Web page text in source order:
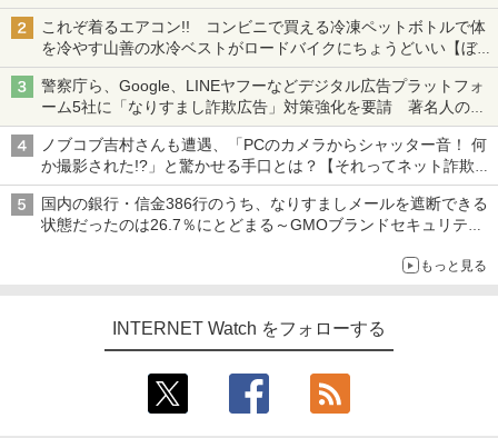
も、持ち替えずに書き込める
これぞ着るエアコン!! コンビニで買える冷凍ペットボトルで体
を冷やす山善の水冷ベストがロードバイクにちょうどいい【ぼっ
ち・ざ・ろーど！その14】【空いた時間でなにしてる？】
警察庁ら、Google、LINEヤフーなどデジタル広告プラットフォ
ーム5社に「なりすまし詐欺広告」対策強化を要請 著名人の写
真や映像を使った投資詐欺などへの対策として
ノブコブ吉村さんも遭遇、「PCのカメラからシャッター音！ 何
か撮影された!?」と驚かせる手口とは？【それってネット詐欺で
すよ！】
国内の銀行・信金386行のうち、なりすましメールを遮断できる
状態だったのは26.7％にとどまる～GMOブランドセキュリティ
もっと見る
INTERNET Watch をフォローする